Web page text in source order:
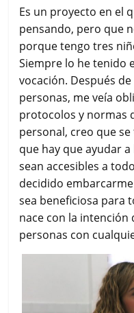
Es un proyecto en el
pensando, pero que
porque tengo tres
Siempre lo he tenido
vocación. Después
personas, me veía
protocolos y normas
personal, creo que
que hay que ayudar
sean accesibles a
decidido
sea beneficiosa para
nace con la
personas con